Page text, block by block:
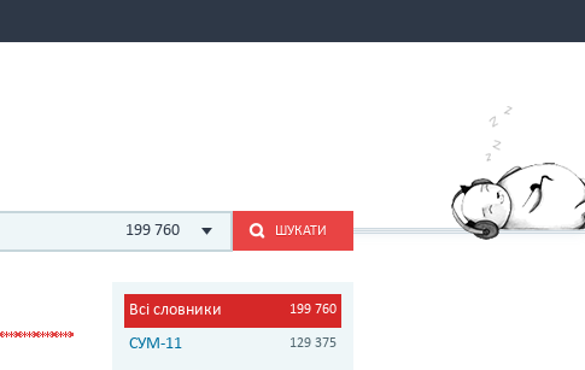
199 760 ШУКАТИ
Всі словники 199 760
СУМ-11 129 375